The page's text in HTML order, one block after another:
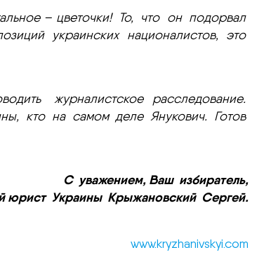
– цветочки! То, что он подорвал
украинских националистов, это
журналистское расследование.
кто на самом деле Янукович. Готов
С уважением, Ваш избиратель,
юрист Украины Крыжановский Сергей.
www.kryzhanivskyi.com